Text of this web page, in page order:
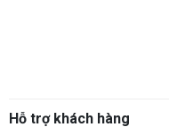
Hỗ trợ khách hàng